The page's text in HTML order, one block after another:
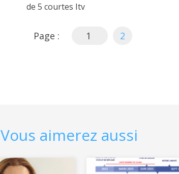
de 5 courtes Itv
Page : 1 2
Vous aimerez aussi